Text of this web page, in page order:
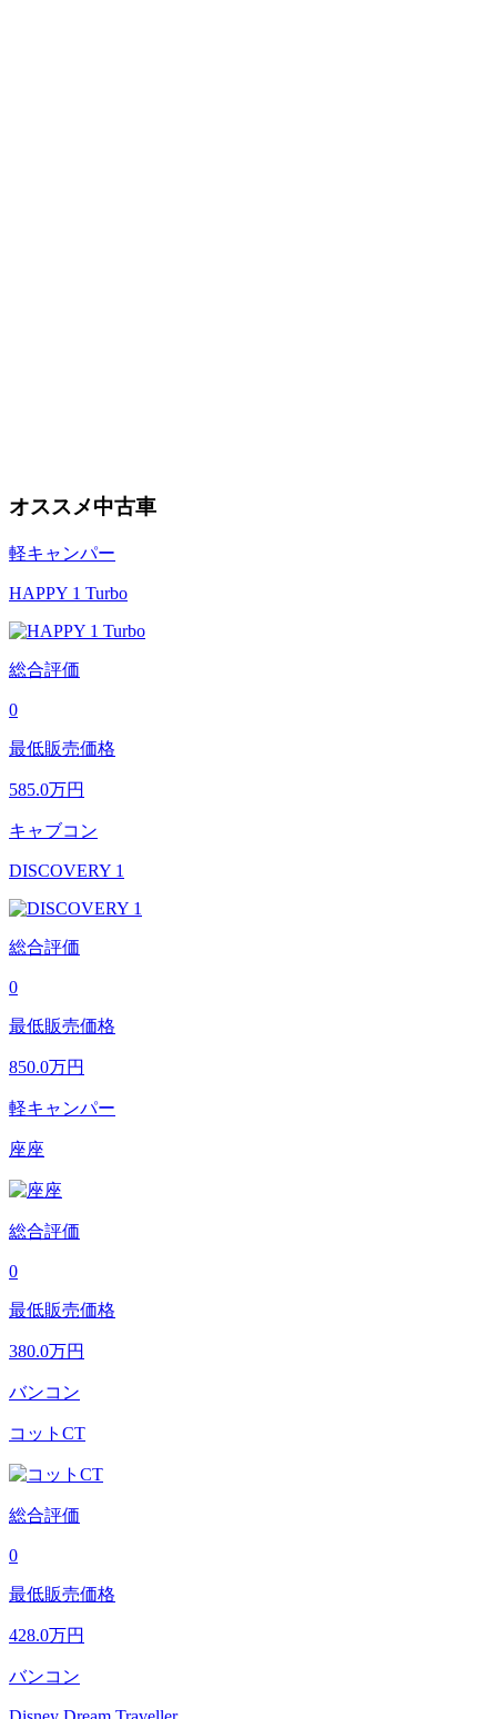
オススメ中古車
軽キャンパー
HAPPY 1 Turbo
総合評価
0
最低販売価格
585.0万円
キャブコン
DISCOVERY 1
総合評価
0
最低販売価格
850.0万円
軽キャンパー
座座
総合評価
0
最低販売価格
380.0万円
バンコン
コットCT
総合評価
0
最低販売価格
428.0万円
バンコン